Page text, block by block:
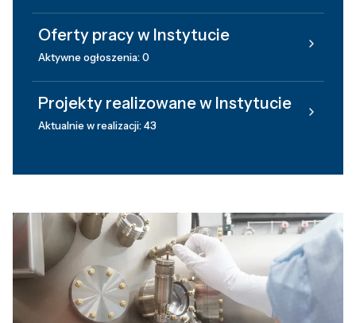
Oferty pracy w Instytucie
Aktywne ogłoszenia: 0
Projekty realizowane w Instytucie
Aktualnie w realizacji: 43